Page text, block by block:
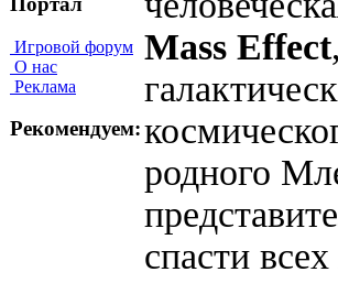
Игровой форум
О нас
Реклама
Рекомендуем:
Mass Effect
родного
спасти